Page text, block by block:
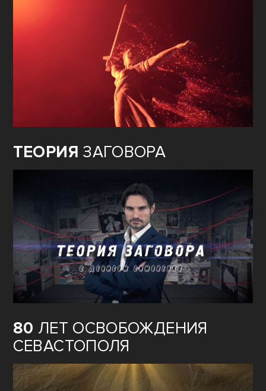
ТЕОРИЯ ЗАГОВОРА
80 ЛЕТ ОСВОБОЖДЕНИЯ
СЕВАСТОПОЛЯ